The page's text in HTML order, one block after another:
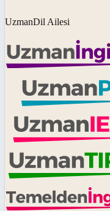
UzmanDil Ailesi